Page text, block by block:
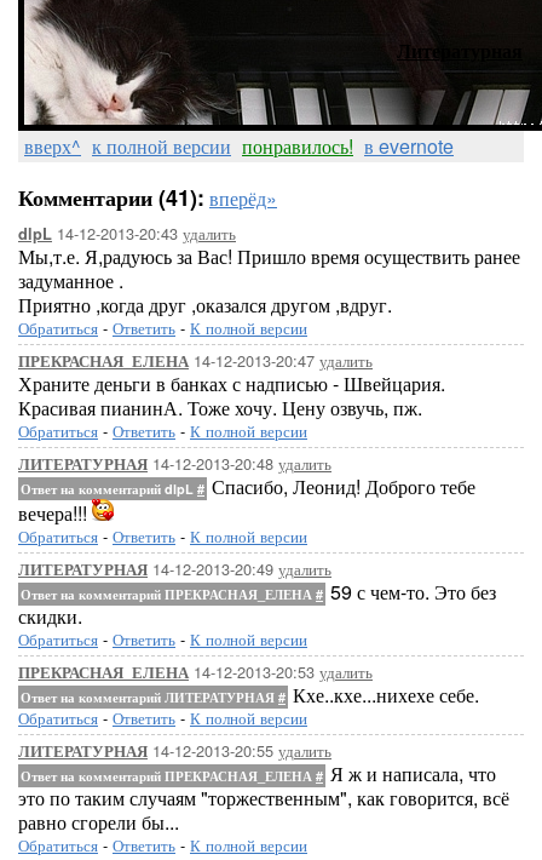
Литературная
вверх^ к полной версии понравилось! в evernote
Комментарии (41): вперёд»
dlpL 14-12-2013-20:43 удалить
Мы,т.е. Я,радуюсь за Вас! Пришло время осуществить ранее
задуманное .
Приятно ,когда друг ,оказался другом ,вдруг.
Обратиться - Ответить - К полной версии
ПРЕКРАСНАЯ_ЕЛЕНА 14-12-2013-20:47 удалить
Храните деньги в банках с надписью - Швейцария.
Красивая пианинА. Тоже хочу. Цену озвучь, пж.
Обратиться - Ответить - К полной версии
ЛИТЕРАТУРНАЯ 14-12-2013-20:48 удалить
Ответ на комментарий dlpL # Спасибо, Леонид! Доброго тебе
вечера!!!
Обратиться - Ответить - К полной версии
ЛИТЕРАТУРНАЯ 14-12-2013-20:49 удалить
Ответ на комментарий ПРЕКРАСНАЯ_ЕЛЕНА # 59 с чем-то. Это без
скидки.
Обратиться - Ответить - К полной версии
ПРЕКРАСНАЯ_ЕЛЕНА 14-12-2013-20:53 удалить
Ответ на комментарий ЛИТЕРАТУРНАЯ # Кхе..кхе...нихехе себе.
Обратиться - Ответить - К полной версии
ЛИТЕРАТУРНАЯ 14-12-2013-20:55 удалить
Ответ на комментарий ПРЕКРАСНАЯ_ЕЛЕНА # Я ж и написала, что
это по таким случаям "торжественным", как говорится, всё
равно сгорели бы...
Обратиться - Ответить - К полной версии